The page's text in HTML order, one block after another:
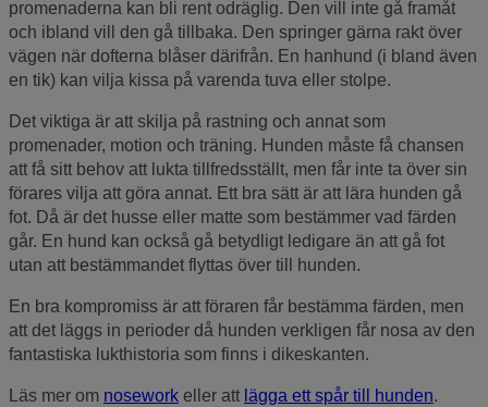
promenaderna kan bli rent odräglig. Den vill inte gå framåt
och ibland vill den gå tillbaka. Den springer gärna rakt över
vägen när dofterna blåser därifrån. En hanhund (i bland även
en tik) kan vilja kissa på varenda tuva eller stolpe.
Det viktiga är att skilja på rastning och annat som
promenader, motion och träning. Hunden måste få chansen
att få sitt behov att lukta tillfredsställt, men får inte ta över sin
förares vilja att göra annat. Ett bra sätt är att lära hunden gå
fot. Då är det husse eller matte som bestämmer vad färden
går. En hund kan också gå betydligt ledigare än att gå fot
utan att bestämmandet flyttas över till hunden.
En bra kompromiss är att föraren får bestämma färden, men
att det läggs in perioder då hunden verkligen får nosa av den
fantastiska lukthistoria som finns i dikeskanten.
Läs mer om nosework eller att lägga ett spår till hunden.